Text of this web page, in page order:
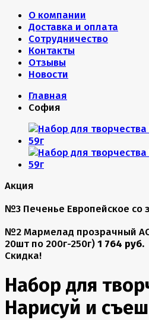
О компании
Доставка и оплата
Сотрудничество
Контакты
Отзывы
Новости
Главная
София
Акция
№3 Печенье Европейское со
№2 Мармелад прозрачный
20шт по 200г-250г) 1 764 руб.
Скидка!
Набор для
Нарисуй и